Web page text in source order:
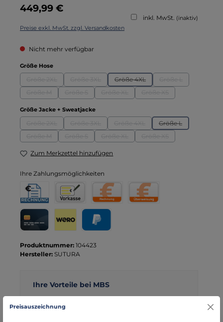
Regulärer Preis:
449,99 €
inkl. MwSt. (inaktiv)
Preise exkl. MwSt. zzgl. Versandkosten
Nicht mehr verfügbar
Größe Hoseauswählen
(Diese Option ist zurzeit nicht verfügbar.)
(Diese Option ist zurzeit nicht verfügbar.)
Größe 4XL
(Diese Option ist zurzeit nicht
(Diese Option ist zurzeit nicht verfügbar.)
(Diese Option ist zurzeit nicht verfügbar.)
(Diese Option ist zurzeit nicht
(Diese Option ist zurzeit
Größe Jacke + Sweatjackeauswählen
(Diese Option ist zurzeit nicht verfügbar.)
(Diese Option ist zurzeit nicht verfügbar.)
(Diese Option ist zurzeit nicht
Größe L
(Diese Option ist
(Diese Option ist zurzeit nicht verfügbar.)
(Diese Option ist zurzeit nicht verfügbar.)
(Diese Option ist zurzeit nicht
(Diese Option ist zurzeit
Zum Merkzettel hinzufügen
Ihre Zahlungsmöglichkeiten
Rechnung
Rechnung für Behörden
Vorkasse
Produktnummer: 104423
Hersteller: SUTURA
Ihre Vorteile bei MBS
DE)
Preisauszeichnung